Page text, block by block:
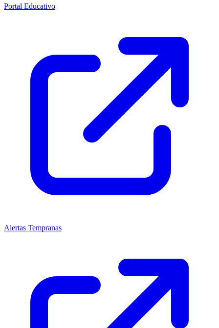
Portal Educativo
Alertas Tempranas